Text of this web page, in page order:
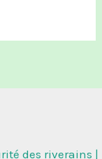
des riverains |